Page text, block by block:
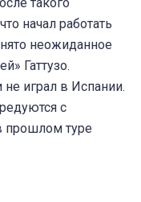
начал работать
неожиданное
Гаттузо.
играл в Испании.
с
прошлом туре